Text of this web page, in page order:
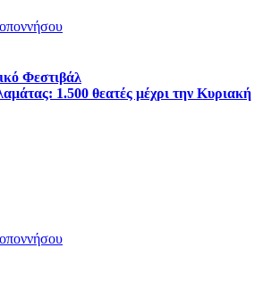
Φεστιβάλ
1.500 θεατές μέχρι την Κυριακή